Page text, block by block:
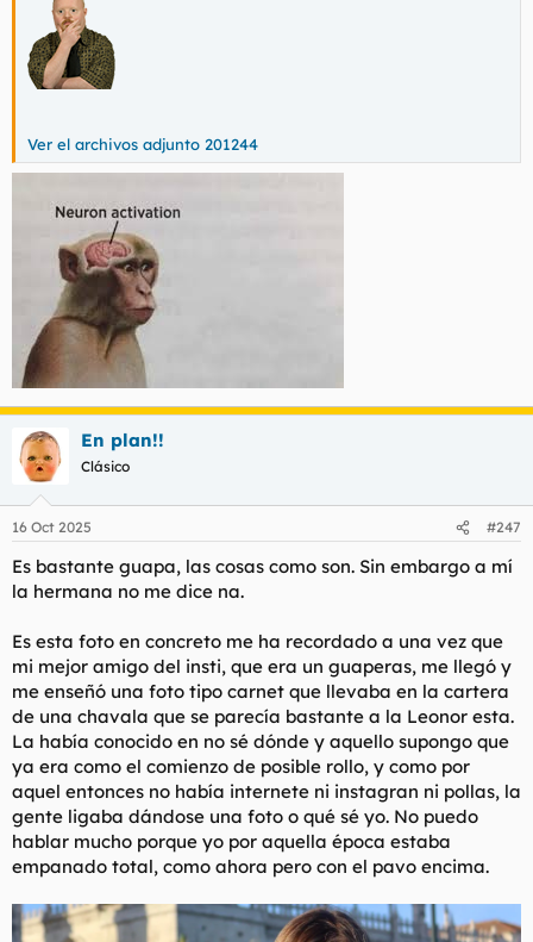
Ver el archivos adjunto 201244
En plan!!
Clásico
16 Oct 2025 #247
Es bastante guapa, las cosas como son. Sin embargo a mí
la hermana no me dice na.
Es esta foto en concreto me ha recordado a una vez que
mi mejor amigo del insti, que era un guaperas, me llegó y
me enseñó una foto tipo carnet que llevaba en la cartera
de una chavala que se parecía bastante a la Leonor esta.
La había conocido en no sé dónde y aquello supongo que
ya era como el comienzo de posible rollo, y como por
aquel entonces no había internete ni instagran ni pollas, la
gente ligaba dándose una foto o qué sé yo. No puedo
hablar mucho porque yo por aquella época estaba
empanado total, como ahora pero con el pavo encima.